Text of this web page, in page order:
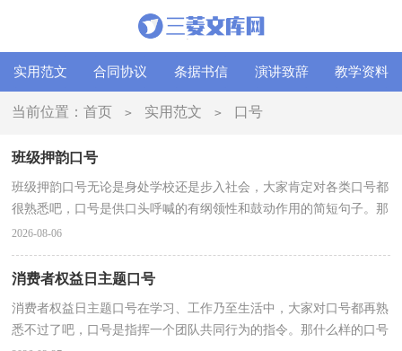
实用范文 合同协议 条据书信 演讲致辞 教学资料
当前位置：首页 > 实用范文 > 口号
班级押韵口号
班级押韵口号无论是身处学校还是步入社会，大家肯定对各类口号都
很熟悉吧，口号是供口头呼喊的有纲领性和鼓动作用的简短句子。那
些被广泛运用的口号都是什么样子的呢？以下是小编...
2026-08-06
消费者权益日主题口号
消费者权益日主题口号在学习、工作乃至生活中，大家对口号都再熟
悉不过了吧，口号是指挥一个团队共同行为的指令。那什么样的口号